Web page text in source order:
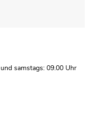
samstags: 09.00 Uhr